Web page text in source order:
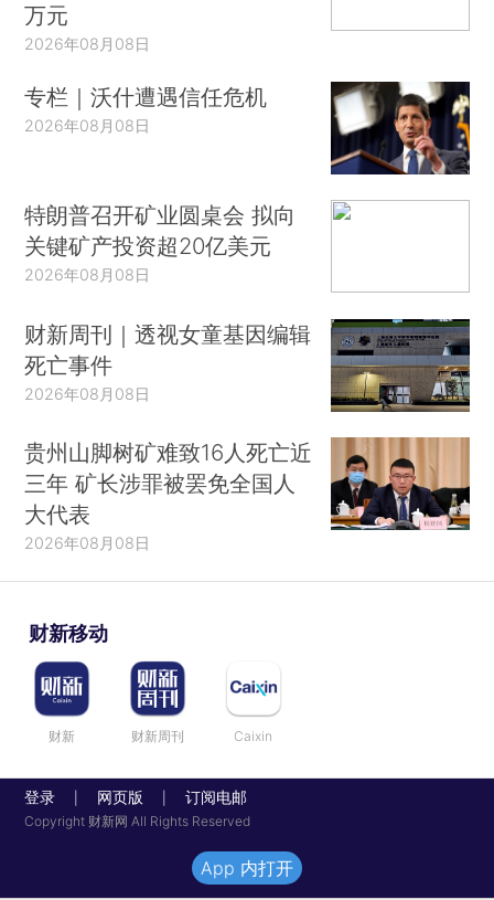
万元
2026年08月08日
专栏｜沃什遭遇信任危机
2026年08月08日
特朗普召开矿业圆桌会 拟向
关键矿产投资超20亿美元
2026年08月08日
财新周刊｜透视女童基因编辑
死亡事件
2026年08月08日
贵州山脚树矿难致16人死亡近
三年 矿长涉罪被罢免全国人
大代表
2026年08月08日
财新移动
财新 财新周刊 Caixin
登录 网页版 订阅电邮
Copyright 财新网 All Rights Reserved
App 内打开